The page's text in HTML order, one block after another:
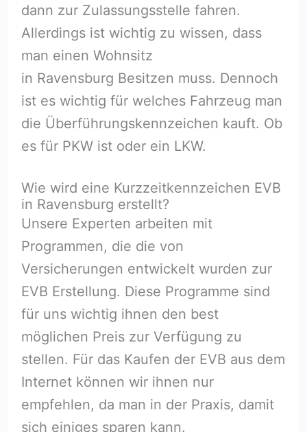
dann zur Zulassungsstelle fahren.
Allerdings ist wichtig zu wissen, dass
man einen Wohnsitz
in Ravensburg Besitzen muss. Dennoch
ist es wichtig für welches Fahrzeug man
die Überführungskennzeichen kauft. Ob
es für PKW ist oder ein LKW.
Wie wird eine Kurzzeitkennzeichen EVB
in Ravensburg erstellt?
Unsere Experten arbeiten mit
Programmen, die die von
Versicherungen entwickelt wurden zur
EVB Erstellung. Diese Programme sind
für uns wichtig ihnen den best
möglichen Preis zur Verfügung zu
stellen. Für das Kaufen der EVB aus dem
Internet können wir ihnen nur
empfehlen, da man in der Praxis, damit
sich einiges sparen kann.